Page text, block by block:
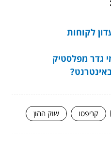
לקוחות
גדר מפלסטיק
קריפטו שוק ההון